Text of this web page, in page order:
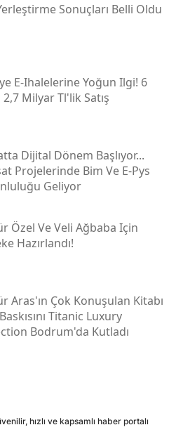
Sonuçları Belli Oldu
E-Ihalelerine Yoğun Ilgi! 6
2,7 Milyar Tl'lik Satış
Dijital Dönem Başlıyor...
Projelerinde Bim Ve E-Pys
Geliyor
Özel Ve Veli Ağbaba Için
Hazırlandı!
Aras'ın Çok Konuşulan Kitabı
Titanic Luxury
Bodrum'da Kutladı
hızlı ve kapsamlı haber portalı